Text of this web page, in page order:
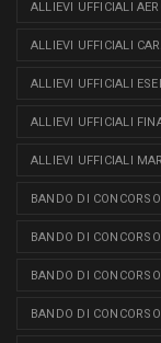
ALLIEVI UFFICIALI
ALLIEVI UFFICIALI
ALLIEVI UFFICIALI
ALLIEVI UFFICIALI
ALLIEVI UFFICIALI
BANDO DI
BANDO DI
BANDO DI
BANDO DI